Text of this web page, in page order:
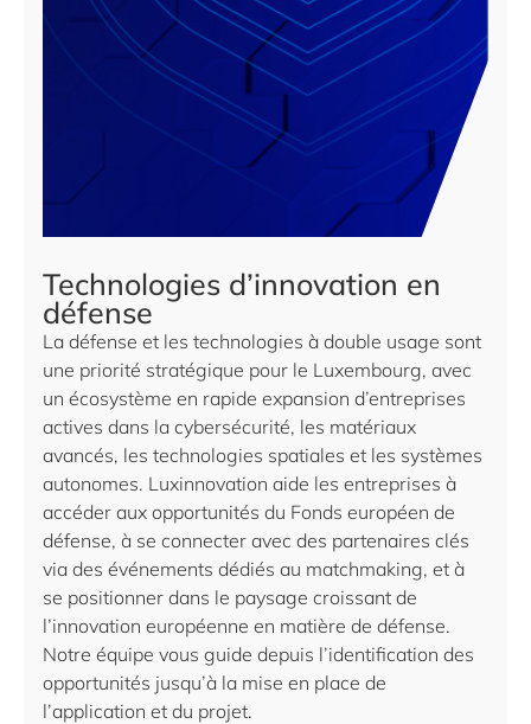
Technologies d’innovation en
défense
La défense et les technologies à double usage sont
une priorité stratégique pour le Luxembourg, avec
un écosystème en rapide expansion d’entreprises
actives dans la cybersécurité, les matériaux
avancés, les technologies spatiales et les systèmes
autonomes. Luxinnovation aide les entreprises à
accéder aux opportunités du Fonds européen de
défense, à se connecter avec des partenaires clés
via des événements dédiés au matchmaking, et à
se positionner dans le paysage croissant de
l’innovation européenne en matière de défense.
Notre équipe vous guide depuis l’identification des
opportunités jusqu’à la mise en place de
l’application et du projet.